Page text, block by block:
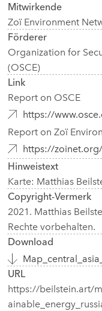
Mitwirkende
Zoï Environment
Förderer
Organization for
(OSCE)
Link
Report on OSCE
https://
Report on Zoï
https://zoinet.org/
Hinweistext
Karte: Matthias
Copyright-Vermerk
2021. Matthias
Rechte vorbehalten.
Download
URL
https://beilstein.art/